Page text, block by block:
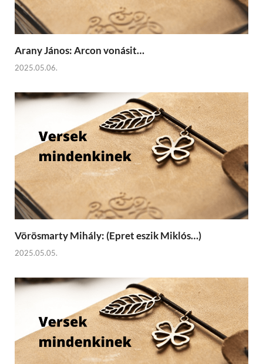
Arany János: Arcon vonásit…
2025.05.06.
Vörösmarty Mihály: (Epret eszik Miklós…)
2025.05.05.